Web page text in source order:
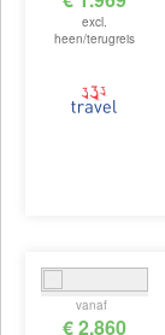
excl.
heen/terugreis
vanaf
€ 2.860